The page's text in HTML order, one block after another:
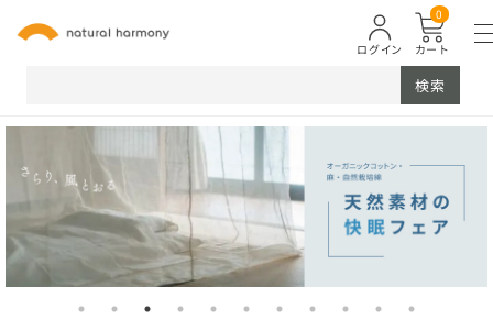
カート
0
ログイン
検索